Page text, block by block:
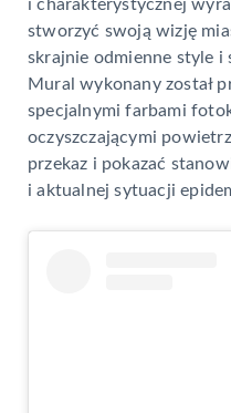
i charakterystycznej
stworzyć swoją wizję
skrajnie odmienne style i
Mural wykonany został
specjalnymi farbami
oczyszczającymi
przekaz i pokazać
i aktualnej sytuacji